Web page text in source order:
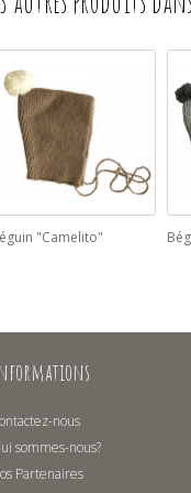
"Camelito"
nous
sommes-nous?
Partenaires